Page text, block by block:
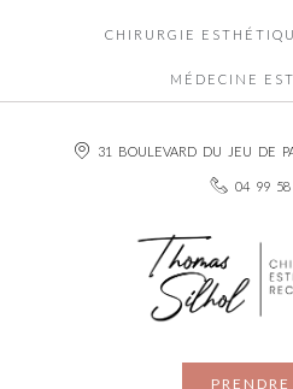
CHIRURGIE
MÉDECINE
31 BOULEVARD DU JEU DE
04 99